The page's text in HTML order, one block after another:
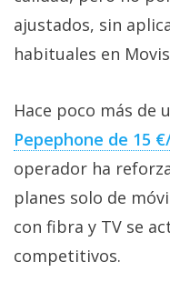
ajustados, sin
habituales en
Hace poco más de
Pepephone de 15
operador ha
planes solo de
con fibra y TV se
competitivos.